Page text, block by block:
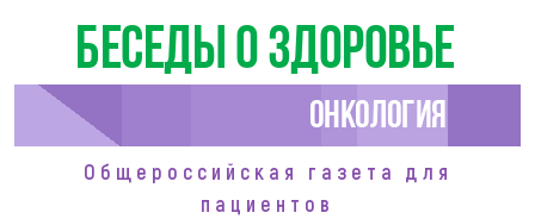
Беседы о здоровье
Онкология
Общероссийская газета для
пациентов